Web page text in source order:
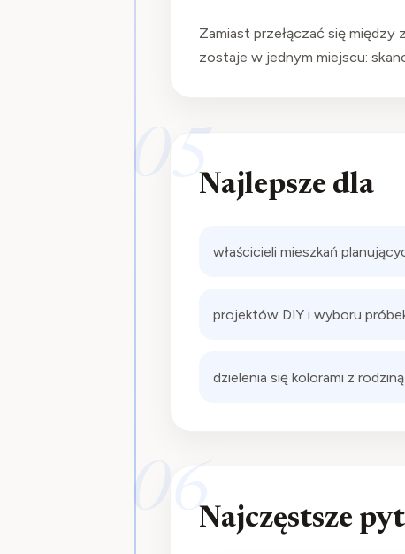
Zamiast przełączać się między
zostaje w jednym miejscu:
05Najlepsze dla
właścicieli mieszkań
projektów DIY i wyboru
dzielenia się kolorami z
06Najczęstsze